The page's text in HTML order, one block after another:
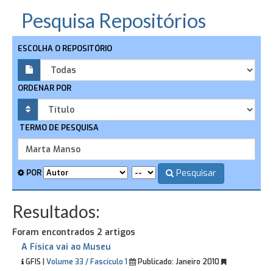
Pesquisa Repositórios
ESCOLHA O REPOSITÓRIO
ORDENAR POR
TERMO DE PESQUISA
POR Pesquisar
Resultados:
Foram encontrados 2 artigos
A Física vai ao Museu
GFIS | Volume 33 / Fascículo 1 Publicado:Janeiro 2010